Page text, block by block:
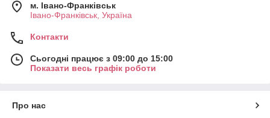
м. Івано-Франківськ
Івано-Франківськ, Україна
Контакти
Сьогодні працює з 09:00 до 15:00
Показати весь графік роботи
Про нас